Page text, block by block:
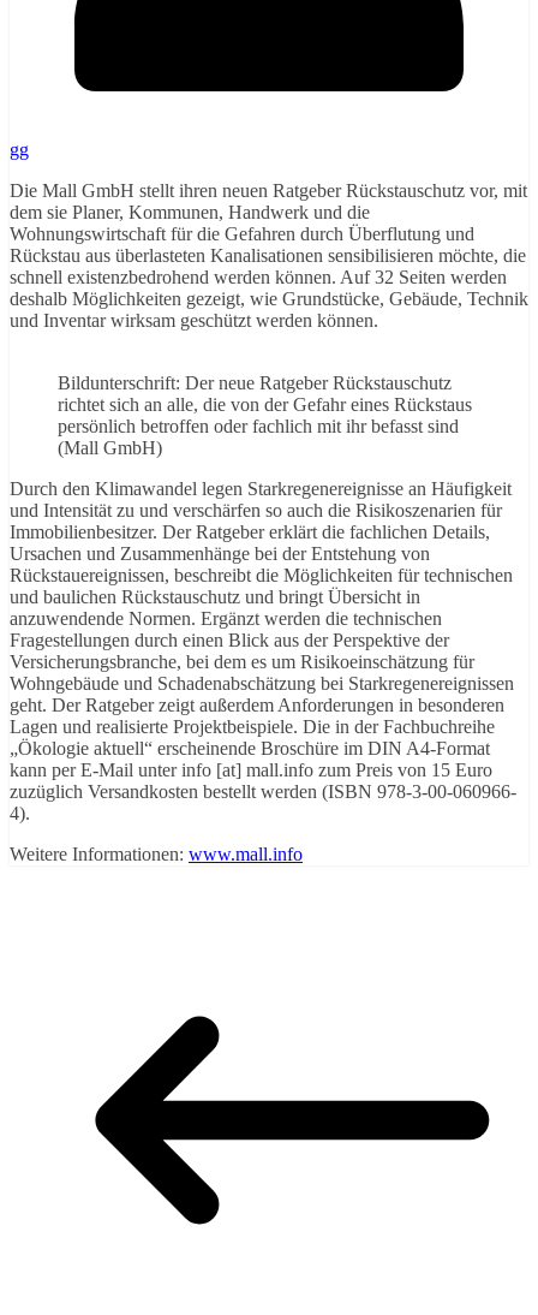
gg
Die Mall GmbH stellt ihren neuen Ratgeber Rückstauschutz vor, mit
dem sie Planer, Kommunen, Handwerk und die
Wohnungswirtschaft für die Gefahren durch Überflutung und
Rückstau aus überlasteten Kanalisationen sensibilisieren möchte, die
schnell existenzbedrohend werden können. Auf 32 Seiten werden
deshalb Möglichkeiten gezeigt, wie Grundstücke, Gebäude, Technik
und Inventar wirksam geschützt werden können.
Bildunterschrift: Der neue Ratgeber Rückstauschutz
richtet sich an alle, die von der Gefahr eines Rückstaus
persönlich betroffen oder fachlich mit ihr befasst sind
(Mall GmbH)
Durch den Klimawandel legen Starkregenereignisse an Häufigkeit
und Intensität zu und verschärfen so auch die Risikoszenarien für
Immobilienbesitzer. Der Ratgeber erklärt die fachlichen Details,
Ursachen und Zusammenhänge bei der Entstehung von
Rückstauereignissen, beschreibt die Möglichkeiten für technischen
und baulichen Rückstauschutz und bringt Übersicht in
anzuwendende Normen. Ergänzt werden die technischen
Fragestellungen durch einen Blick aus der Perspektive der
Versicherungsbranche, bei dem es um Risikoeinschätzung für
Wohngebäude und Schadenabschätzung bei Starkregenereignissen
geht. Der Ratgeber zeigt außerdem Anforderungen in besonderen
Lagen und realisierte Projektbeispiele. Die in der Fachbuchreihe
„Ökologie aktuell“ erscheinende Broschüre im DIN A4-Format
kann per E-Mail unter info [at] mall.info zum Preis von 15 Euro
zuzüglich Versandkosten bestellt werden (ISBN 978-3-00-060966-
4).
Weitere Informationen: www.mall.info